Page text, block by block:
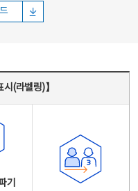
시(라벨링)】
기